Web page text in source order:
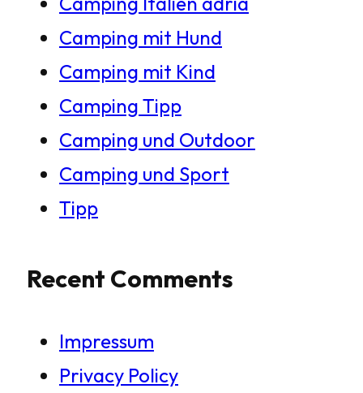
Camping mit Hund
Camping mit Kind
Camping Tipp
Camping und Outdoor
Camping und Sport
Tipp
Recent Comments
Impressum
Privacy Policy